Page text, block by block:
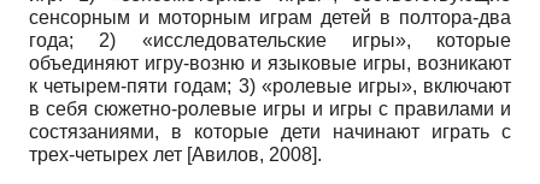
сенсорным и моторным играм детей в полтора-два
года; 2) «исследовательские игры», которые
объединяют игру-возню и языковые игры, возникают
к четырем-пяти годам; 3) «ролевые игры», включают
в себя сюжетно-ролевые игры и игры с правилами и
состязаниями, в которые дети начинают играть с
трех-четырех лет [Авилов, 2008].